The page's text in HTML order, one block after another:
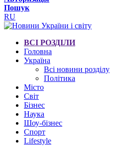
Пошук
RU
ВСІ РОЗДІЛИ
Головна
Україна
Всі новини розділу
Політика
Місто
Світ
Бізнес
Наука
Шоу-бізнес
Спорт
Lifestyle